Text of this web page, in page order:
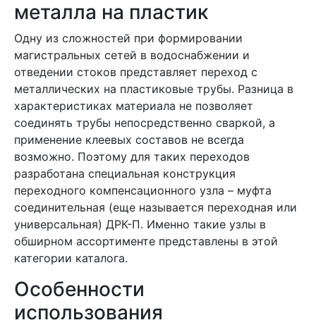
металла на пластик
Одну из сложностей при формировании
магистральных сетей в водоснабжении и
отведении стоков представляет переход с
металлических на пластиковые трубы. Разница в
характеристиках материала не позволяет
соединять трубы непосредственно сваркой, а
применение клеевых составов не всегда
возможно. Поэтому для таких переходов
разработана специальная конструкция
переходного компенсационного узла – муфта
соединительная (еще называется переходная или
универсальная) ДРК-П. Именно такие узлы в
обширном ассортименте представлены в этой
категории каталога.
Особенности
использования